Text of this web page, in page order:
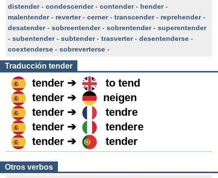
distender- condescender- contender- hender-
malentender- reverter- cerner- transcender- reprehender-
desatender- sobreentender- sobrentender- superentender
- subentender- subtender- trasverter- desentenderse -
coextenderse - sobreverterse -
Traducción tender
tender ➔
to tend
tender ➔
neigen
tender ➔
tendre
tender ➔
tendere
tender ➔
tender
Otros verbos